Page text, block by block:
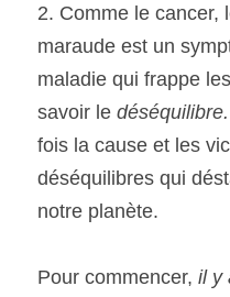
2. Comme le cancer,
maraude est un
maladie qui frappe
savoir le déséquilibre.
fois la cause et les
déséquilibres qui
notre planète.
Pour commencer, il y